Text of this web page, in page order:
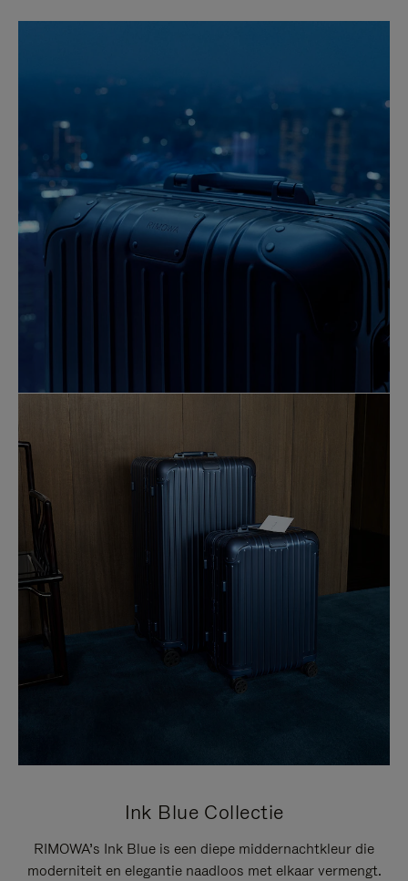
Ink Blue Collectie
RIMOWA’s Ink Blue is een diepe middernachtkleur die
moderniteit en elegantie naadloos met elkaar vermengt.